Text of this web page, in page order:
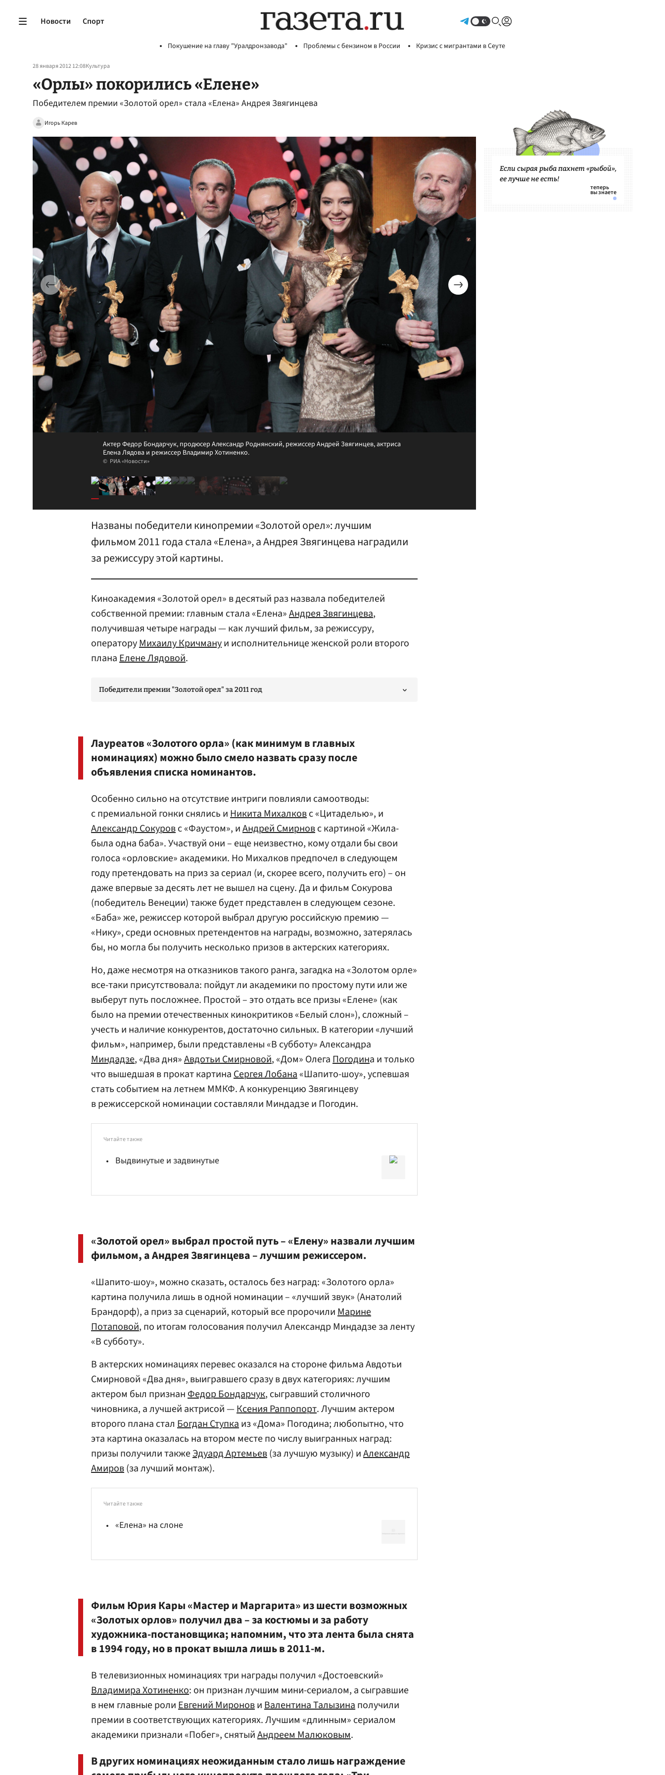
Новости Спорт
Покушение на главу "Уралдронзавода" Проблемы с бензином в России Кризис с мигрантами в Сеуте
28 января 2012 12:08Культура
«Орлы» покорились «Елене»
Победителем премии «Золотой орел» стала «Елена» Андрея Звягинцева
Игорь Карев
Актер Федор Бондарчук, продюсер Александр Роднянский, режиссер Андрей Звягинцев, актриса
Елена Лядова и режиссер Владимир Хотиненко.
РИА «Новости»
Названы победители кинопремии «Золотой орел»: лучшим
фильмом 2011 года стала «Елена», а Андрея Звягинцева наградили
за режиссуру этой картины.
Киноакадемия «Золотой орел» в десятый раз назвала победителей
собственной премии: главным стала «Елена»Андрея Звягинцева,
получившая четыре награды — как лучший фильм, за режиссуру,
операторуМихаилу Кричмануи исполнительнице женской роли второго
планаЕлене Лядовой.
Победители премии "Золотой орел" за 2011 год
Лауреатов «Золотого орла» (как минимум в главных
номинациях) можно было смело назвать сразу после
объявления списка номинантов.
Особенно сильно на отсутствие интриги повлияли самоотводы:
с премиальной гонки снялись иНикита Михалковс «Цитаделью», и
Александр Сокуровс «Фаустом», иАндрей Смирновс картиной «Жила-
была одна баба». Участвуй они – еще неизвестно, кому отдали бы свои
голоса «орловские» академики. Но Михалков предпочел в следующем
году претендовать на приз за сериал (и, скорее всего, получить его) – он
даже впервые за десять лет не вышел на сцену. Да и фильм Сокурова
(победитель Венеции) также будет представлен в следующем сезоне.
«Баба» же, режиссер которой выбрал другую российскую премию —
«Нику», среди основных претендентов на награды, возможно, затерялась
бы, но могла бы получить несколько призов в актерских категориях.
Но, даже несмотря на отказников такого ранга, загадка на «Золотом орле»
все-таки присутствовала: пойдут ли академики по простому пути или же
выберут путь посложнее. Простой – это отдать все призы «Елене» (как
было на премии отечественных кинокритиков «Белый слон»), сложный –
учесть и наличие конкурентов, достаточно сильных. В категории «лучший
фильм», например, были представлены «В субботу» Александра
Миндадзе, «Два дня»Авдотьи Смирновой, «Дом» ОлегаПогодина и только
что вышедшая в прокат картинаСергея Лобана«Шапито-шоу», успевшая
стать событием на летнем ММКФ. А конкуренцию Звягинцеву
в режиссерской номинации составляли Миндадзе и Погодин.
Читайте также
Выдвинутые и задвинутые
«Золотой орел» выбрал простой путь – «Елену» назвали лучшим
фильмом, а Андрея Звягинцева – лучшим режиссером.
«Шапито-шоу», можно сказать, осталось без наград: «Золотого орла»
картина получила лишь в одной номинации – «лучший звук» (Анатолий
Брандорф), а приз за сценарий, который все пророчилиМарине
Потаповой, по итогам голосования получил Александр Миндадзе за ленту
«В субботу».
В актерских номинациях перевес оказался на стороне фильма Авдотьи
Смирновой «Два дня», выигравшего сразу в двух категориях: лучшим
актером был признанФедор Бондарчук, сыгравший столичного
чиновника, а лучшей актрисой —Ксения Раппопорт. Лучшим актером
второго плана стал Богдан Ступкаиз «Дома» Погодина; любопытно, что
эта картина оказалась на втором месте по числу выигранных наград:
призы получили такжеЭдуард Артемьев(за лучшую музыку) иАлександр
Амиров(за лучший монтаж).
Читайте также
«Елена» на слоне
Фильм Юрия Кары«Мастер и Маргарита» из шести возможных
«Золотых орлов» получил два – за костюмы и за работу
художника-постановщика; напомним, что эта лента была снята
в 1994 году, но в прокат вышла лишь в 2011-м.
В телевизионных номинациях три награды получил «Достоевский»
Владимира Хотиненко: он признан лучшим мини-сериалом, а сыгравшие
в нем главные ролиЕвгений МироновиВалентина Талызинаполучили
премии в соответствующих категориях. Лучшим «длинным» сериалом
академики признали «Побег», снятыйАндреем Малюковым.
В других номинациях неожиданным стало лишь награждение
Если сырая рыба пахнет «рыбой»,
ее лучше не есть!